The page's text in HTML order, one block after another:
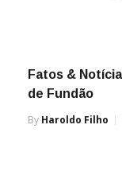
Fatos &
de Fundão
By Haroldo Filho